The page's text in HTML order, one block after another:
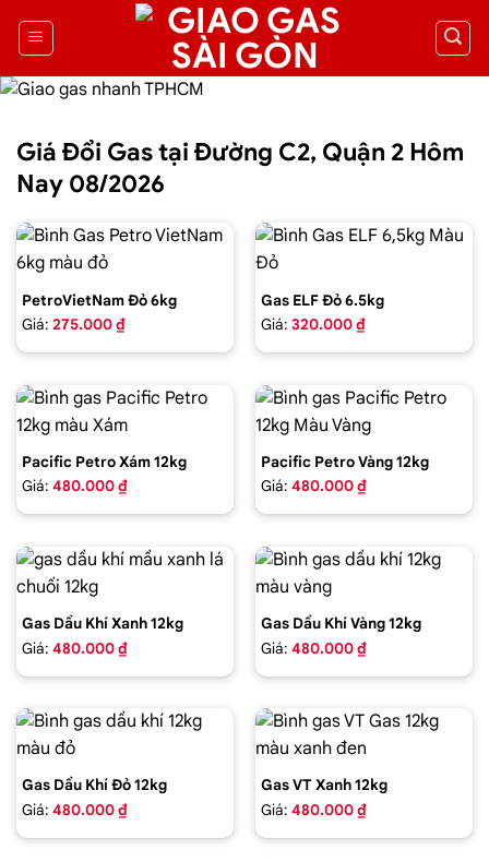
Giá Đổi Gas tại Đường C2, Quận 2 Hôm
Nay 08/2026
PetroVietNam Đỏ 6kg
Giá: 275.000 ₫
Gas ELF Đỏ 6.5kg
Giá: 320.000 ₫
Pacific Petro Xám 12kg
Giá: 480.000 ₫
Pacific Petro Vàng 12kg
Giá: 480.000 ₫
Gas Dầu Khí Xanh 12kg
Giá: 480.000 ₫
Gas Dầu Khí Vàng 12kg
Giá: 480.000 ₫
Gas Dầu Khí Đỏ 12kg
Giá: 480.000 ₫
Gas VT Xanh 12kg
Giá: 480.000 ₫